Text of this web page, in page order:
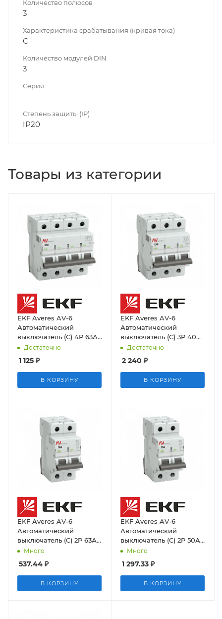
Количество полюсов
3
Характеристика срабатывания (кривая тока)
C
Количество модулей DIN
3
Серия
Степень защиты (IP)
IP20
Товары из категории
EKF Averes AV-6
Автоматический
выключатель (С) 4P 63А
6kAДостаточно
1 125 ₽
В КОРЗИНУ
EKF Averes AV-6
Автоматический
выключатель (С) 3P 40А
6kAДостаточно
2 240 ₽
В КОРЗИНУ
EKF Averes AV-6
Автоматический
выключатель (С) 2P 63А
6kAМного
537.44 ₽
В КОРЗИНУ
EKF Averes AV-6
Автоматический
выключатель (С) 2P 50А
6kAМного
1 297.33 ₽
В КОРЗИНУ